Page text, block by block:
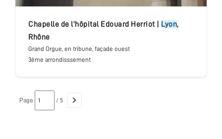
chapelle de l'hôpital Edouard Herriot| Lyon,
Rhône
Grand Orgue, en tribune, façade ouest
3ème arrondisssement
Page / 5